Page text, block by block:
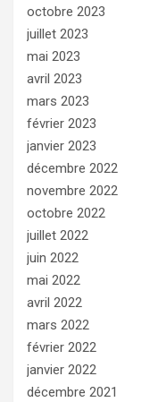
octobre 2023
juillet 2023
mai 2023
avril 2023
mars 2023
février 2023
janvier 2023
décembre 2022
novembre 2022
octobre 2022
juillet 2022
juin 2022
mai 2022
avril 2022
mars 2022
février 2022
janvier 2022
décembre 2021